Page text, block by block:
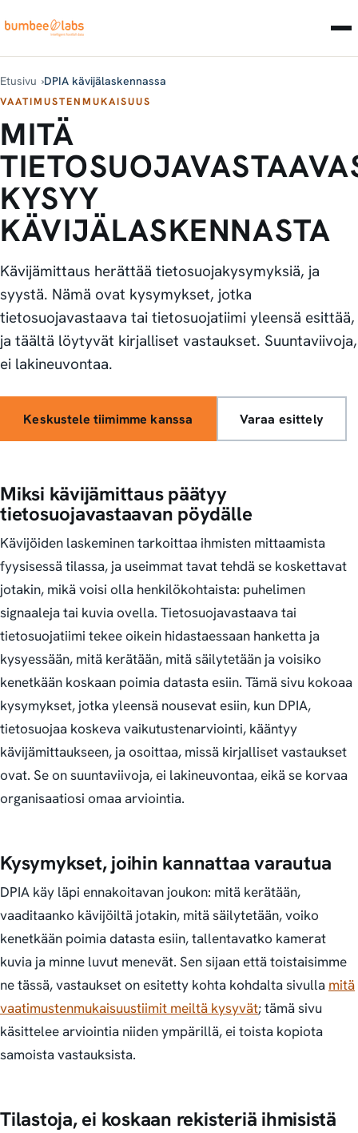
Etusivu DPIA kävijälaskennassa
VAATIMUSTENMUKAISUUS
MITÄ
KYSYY
KÄVIJÄLASKENNASTA
Kävijämittaus herättää tietosuojakysymyksiä, ja
syystä. Nämä ovat kysymykset, jotka
tietosuojavastaava tai tietosuojatiimi yleensä esittää,
ja täältä löytyvät kirjalliset vastaukset. Suuntaviivoja,
ei lakineuvontaa.
Keskustele tiimimme kanssa Varaa esittely
Miksi kävijämittaus päätyy
tietosuojavastaavan pöydälle
Kävijöiden laskeminen tarkoittaa ihmisten mittaamista
fyysisessä tilassa, ja useimmat tavat tehdä se koskettavat
jotakin, mikä voisi olla henkilökohtaista: puhelimen
signaaleja tai kuvia ovella. Tietosuojavastaava tai
tietosuojatiimi tekee oikein hidastaessaan hanketta ja
kysyessään, mitä kerätään, mitä säilytetään ja voisiko
kenetkään koskaan poimia datasta esiin. Tämä sivu kokoaa
kysymykset, jotka yleensä nousevat esiin, kun DPIA,
tietosuojaa koskeva vaikutustenarviointi, kääntyy
kävijämittaukseen, ja osoittaa, missä kirjalliset vastaukset
ovat. Se on suuntaviivoja, ei lakineuvontaa, eikä se korvaa
organisaatiosi omaa arviointia.
Kysymykset, joihin kannattaa varautua
DPIA käy läpi ennakoitavan joukon: mitä kerätään,
vaaditaanko kävijöiltä jotakin, mitä säilytetään, voiko
kenetkään poimia datasta esiin, tallentavatko kamerat
kuvia ja minne luvut menevät. Sen sijaan että toistaisimme
ne tässä, vastaukset on esitetty kohta kohdalta sivulla mitä
vaatimustenmukaisuustiimit meiltä kysyvät; tämä sivu
käsittelee arviointia niiden ympärillä, ei toista kopiota
samoista vastauksista.
Tilastoja, ei koskaan rekisteriä ihmisistä